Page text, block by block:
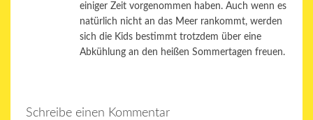
einiger Zeit vorgenommen haben. Auch wenn es
natürlich nicht an das Meer rankommt, werden
sich die Kids bestimmt trotzdem über eine
Abkühlung an den heißen Sommertagen freuen.
Schreibe einen Kommentar